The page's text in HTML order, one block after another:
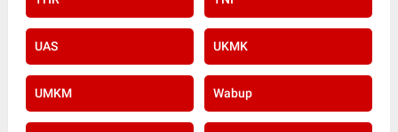
UAS UKMK
UMKM Wabup